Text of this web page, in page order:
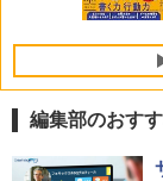
1
編集部のおす